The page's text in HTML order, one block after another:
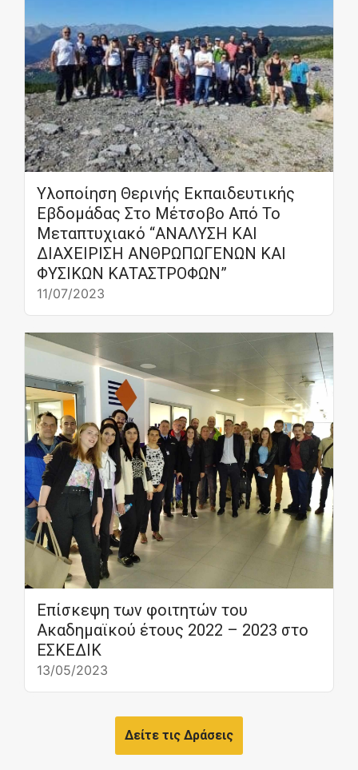
Υλοποίηση Θερινής Εκπαιδευτικής
Εβδομάδας Στο Μέτσοβο Από Το
Μεταπτυχιακό “ΑΝΑΛΥΣΗ ΚΑΙ
ΔΙΑΧΕΙΡΙΣΗ ΑΝΘΡΩΠΩΓΕΝΩΝ ΚΑΙ
ΦΥΣΙΚΩΝ ΚΑΤΑΣΤΡΟΦΩΝ”
11/07/2023
Eπίσκεψη των φοιτητών του
Ακαδημαϊκού έτους 2022 – 2023 στο
ΕΣΚΕΔΙΚ
13/05/2023
Δείτε τις Δράσεις